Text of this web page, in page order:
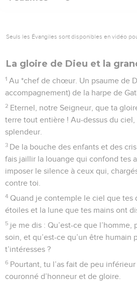
Seuls les Évangiles sont disponibles en vidéo
La gloire de Dieu et la
1 Au *chef de chœur. Un psaume de
accompagnement) de la harpe de
2 Eternel, notre Seigneur, que ta
terre tout entière ! Au-dessus du
splendeur.
3 De la bouche des enfants et des
fais jaillir la louange qui confond tes
imposer le silence à ceux qui,
contre toi.
4 Quand je contemple le ciel que tes
étoiles et la lune que tes mains ont
5 je me dis : Qu’est-ce que
soin, et qu’est-ce qu’un être humain
t’intéresses ?
6 Pourtant, tu l’as fait de peu inférieur
couronné d’honneur et de gloire.